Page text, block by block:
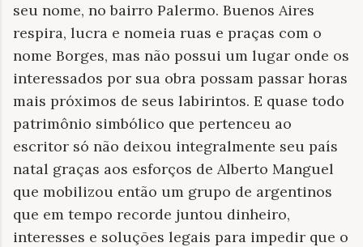
seu nome, no bairro Palermo. Buenos Aires
respira, lucra e nomeia ruas e praças com o
nome Borges, mas não possui um lugar onde os
interessados por sua obra possam passar horas
mais próximos de seus labirintos. E quase todo
patrimônio simbólico que pertenceu ao
escritor só não deixou integralmente seu país
natal graças aos esforços de Alberto Manguel
que mobilizou então um grupo de argentinos
que em tempo recorde juntou dinheiro,
interesses e soluções legais para impedir que o